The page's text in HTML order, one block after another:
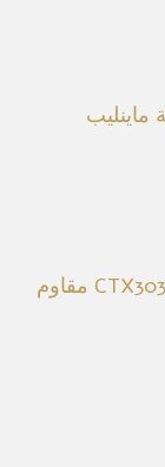
كاشف للمعادن CTX3030 minelab مقاوم